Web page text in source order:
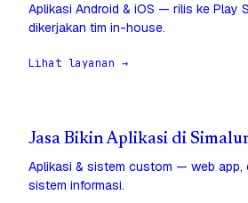
Aplikasi Android & iOS — rilis ke Play
dikerjakan tim in-house.
Lihat layanan →
Jasa Bikin Aplikasi di
Aplikasi & sistem custom — web app,
sistem informasi.